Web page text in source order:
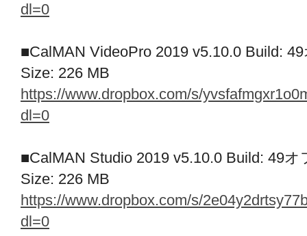
dl=0
■CalMAN VideoPro 2019 v5.10.0 Build:
Size: 226 MB
https://www.dropbox.com/s/
dl=0
■CalMAN Studio 2019 v5.10.0 Build: 49
Size: 226 MB
https://www.dropbox.com/s/
dl=0